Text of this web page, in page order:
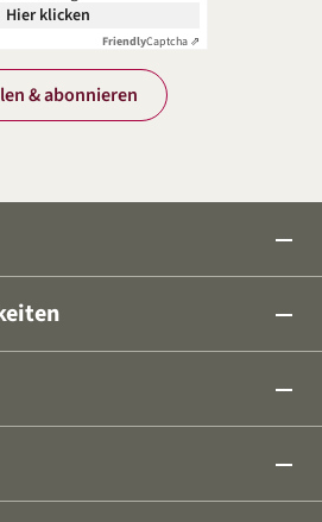
Hier klicken
FriendlyCaptcha ⇗
& abonnieren
remove
remove
remove
remove